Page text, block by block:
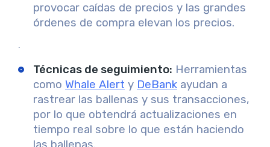
provocar caídas de precios y las grandes
órdenes de compra elevan los precios.
.
Técnicas de seguimiento: Herramientas
como Whale Alert y DeBank ayudan a
rastrear las ballenas y sus transacciones,
por lo que obtendrá actualizaciones en
tiempo real sobre lo que están haciendo